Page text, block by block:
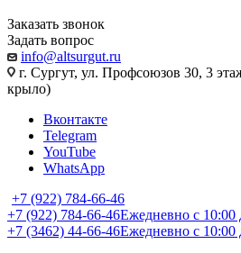
Заказать звонок
Задать вопрос
info@altsurgut.ru
г. Сургут, ул. Профсоюзов 30, 3
крыло)
Вконтакте
Telegram
YouTube
WhatsApp
+7 (922) 784-66-46
+7 (922) 784-66-46Ежедневно с 10:00
+7 (3462) 44-66-46Ежедневно с 10:00